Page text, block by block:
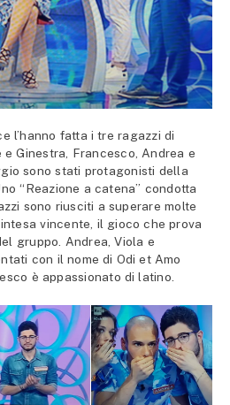
l’hanno fatta i tre ragazzi di
Ginestra, Francesco, Andrea e
sono stati protagonisti della
“Reazione a catena” condotta
sono riusciti a superare molte
vincente, il gioco che prova
gruppo. Andrea, Viola e
con il nome di Odi et Amo
è appassionato di latino.